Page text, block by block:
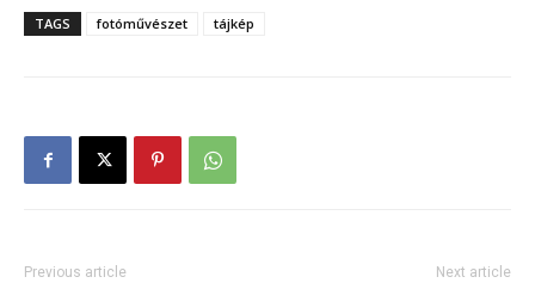
TAGS fotóművészet tájkép
Previous article Next article